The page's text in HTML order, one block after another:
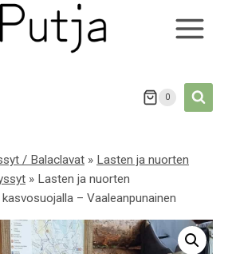
0
/ Balaclavat » Lasten ja nuorten
» Lasten ja nuorten
– Vaaleanpunainen